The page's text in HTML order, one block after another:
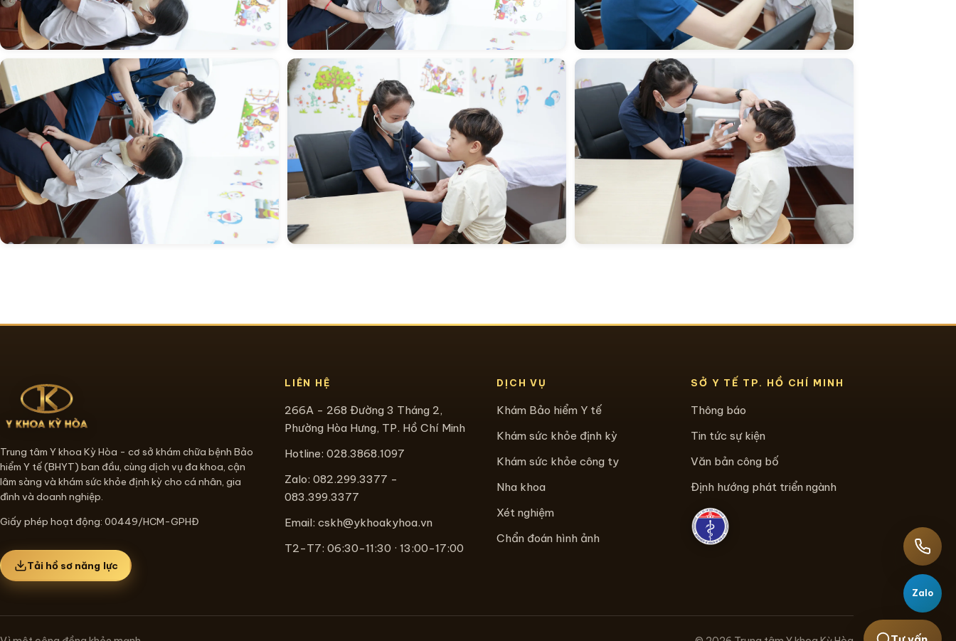
Trung tâm Y khoa Kỳ Hòa - cơ sở khám chữa bệnh Bảo
hiểm Y tế (BHYT) ban đầu, cùng dịch vụ đa khoa, cận
lâm sàng và khám sức khỏe định kỳ cho cá nhân, gia
đình và doanh nghiệp.
Giấy phép hoạt động: 00449/HCM-GPHĐ
Tải hồ sơ năng lực
LIÊN HỆ
266A - 268 Đường 3 Tháng 2,
Phường Hòa Hưng, TP. Hồ Chí Minh
Hotline: 028.3868.1097
Zalo: 082.299.3377 -
083.399.3377
Email: cskh@ykhoakyhoa.vn
T2-T7: 06:30-11:30 · 13:00-17:00
DỊCH VỤ
Khám Bảo hiểm Y tế
Khám sức khỏe định kỳ
Khám sức khỏe công ty
Nha khoa
Xét nghiệm
Chẩn đoán hình ảnh
SỞ Y TẾ TP. HỒ CHÍ MINH
Thông báo
Tin tức sự kiện
Văn bản công bố
Định hướng phát triển ngành
Zalo